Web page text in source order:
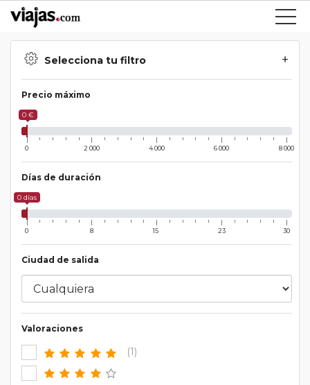
Selecciona tu filtro
Precio máximo
0 €
0 2 000 4 000 6 000 8 000
Días de duración
0 días
0 8 15 23 30
Ciudad de salida
Valoraciones
(1)